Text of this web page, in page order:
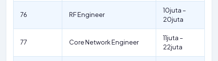
76 RF Engineer
10juta –
20juta
77 Core Network Engineer
11juta –
22juta